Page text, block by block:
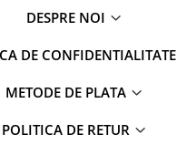
DESPRE NOI
DE CONFIDENTIALITATE
METODE DE PLATA
POLITICA DE RETUR